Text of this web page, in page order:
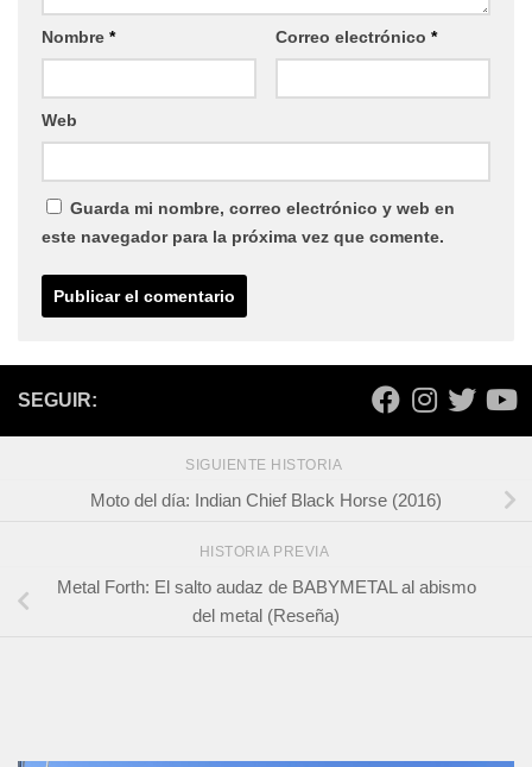
Nombre * Correo electrónico *
Web
Guarda mi nombre, correo electrónico y web en
este navegador para la próxima vez que comente.
SEGUIR:
SIGUIENTE HISTORIA
Moto del día: Indian Chief Black Horse (2016)
HISTORIA PREVIA
Metal Forth: El salto audaz de BABYMETAL al abismo
del metal (Reseña)